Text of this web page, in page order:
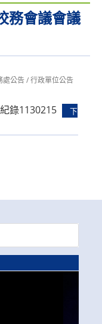
務會議會議
處公告/行政單位公告
錄1130215
下